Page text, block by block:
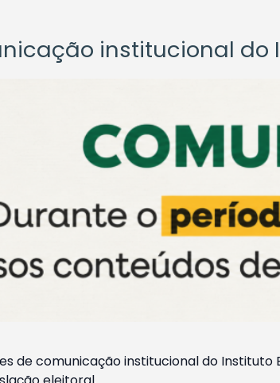
institucional do
de comunicação institucional do